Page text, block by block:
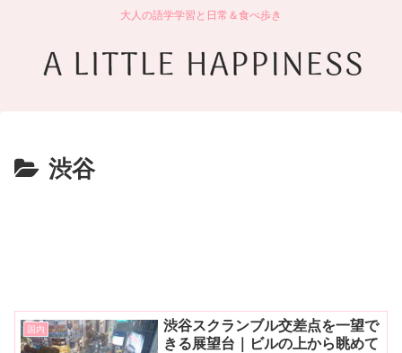
大人の語学学習と日常＆食べ歩き
渋谷
国内
渋谷スクランブル交差点を一望で
きる展望台｜ビルの上から眺めて